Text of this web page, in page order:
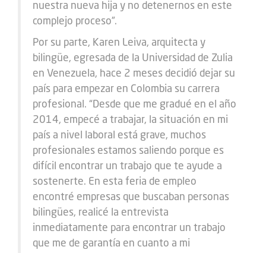
nuestra nueva hija y no detenernos en este
complejo proceso”.
Por su parte, Karen Leiva, arquitecta y
bilingüe, egresada de la Universidad de Zulia
en Venezuela, hace 2 meses decidió dejar su
país para empezar en Colombia su carrera
profesional. “Desde que me gradué en el año
2014, empecé a trabajar, la situación en mi
país a nivel laboral está grave, muchos
profesionales estamos saliendo porque es
difícil encontrar un trabajo que te ayude a
sostenerte. En esta feria de empleo
encontré empresas que buscaban personas
bilingües, realicé la entrevista
inmediatamente para encontrar un trabajo
que me de garantía en cuanto a mi